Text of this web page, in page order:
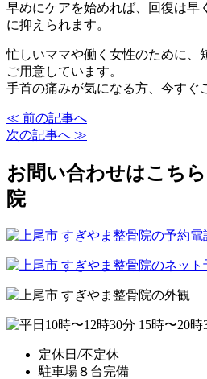
早めにケアを始めれば、回復は早
に抑えられます。
忙しいママや働く女性のために、
ご用意しています。
手首の痛みが気になる方、今すぐ
≪ 前の記事へ
次の記事へ ≫
お問い合わせはこち
院
定休日/不定休
駐車場８台完備